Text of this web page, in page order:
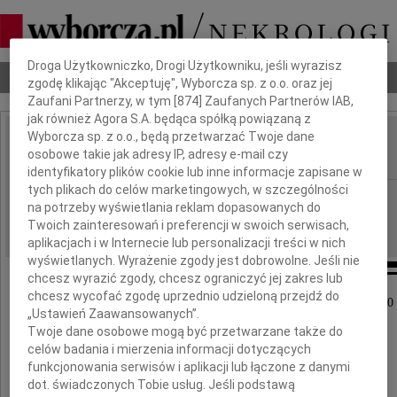
Nekrologi Odeszli Poradnik pogrzebowy
IMIĘ I NAZWISKO: Jarosław Wachowiec
REGION: Poznań
DATA EMISJI: 15.09.2020
Z żalem zawiadamiamy, że w dniu 11 września
Dbamy o Twoją prywatność
Droga Użytkowniczko, Drogi Użytkowniku, jeśli wyrazisz
zgodę klikając "Akceptuję", Wyborcza sp. z o.o. oraz jej
Zaufani Partnerzy, w tym [874 ] Zaufanych Partnerów IAB,
jak również Agora S.A. będąca spółką powiązaną z
Wyborcza sp. z o.o., będą przetwarzać Twoje dane
osobowe takie jak adresy IP, adresy e-mail czy
identyfikatory plików cookie lub inne informacje zapisane w
tych plikach do celów marketingowych, w szczególności
na potrzeby wyświetlania reklam dopasowanych do
Twoich zainteresowań i preferencji w swoich serwisach,
aplikacjach i w Internecie lub personalizacji treści w nich
wyświetlanych. Wyrażenie zgody jest dobrowolne. Jeśli nie
chcesz wyrazić zgody, chcesz ograniczyć jej zakres lub
chcesz wycofać zgodę uprzednio udzieloną przejdź do
„Ustawień Zaawansowanych”.
Twoje dane osobowe mogą być przetwarzane także do
celów badania i mierzenia informacji dotyczących
funkcjonowania serwisów i aplikacji lub łączone z danymi
dot. świadczonych Tobie usług. Jeśli podstawą